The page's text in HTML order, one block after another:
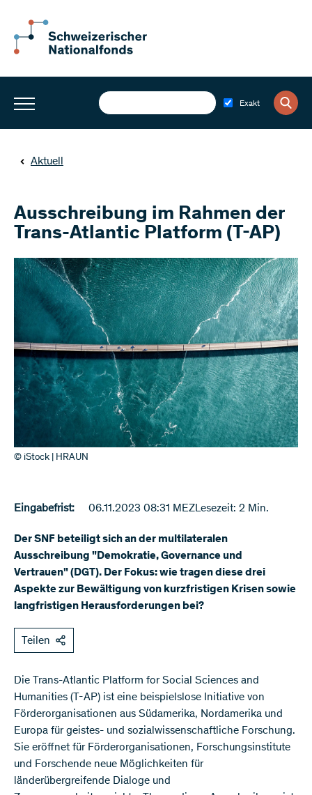
Exakt
Aktuell
Ausschreibung im Rahmen der
Trans-Atlantic Platform (T-AP)
© iStock | HRAUN
Eingabefrist: 06.11.2023 08:31 MEZLesezeit: 2 Min.
Der SNF beteiligt sich an der multilateralen
Ausschreibung "Demokratie, Governance und
Vertrauen" (DGT). Der Fokus: wie tragen diese drei
Aspekte zur Bewältigung von kurzfristigen Krisen sowie
langfristigen Herausforderungen bei?
Teilen
Die Trans-Atlantic Platform for Social Sciences and
Humanities (T-AP) ist eine beispielslose Initiative von
Förderorganisationen aus Südamerika, Nordamerika und
Europa für geistes- und sozialwissenschaftliche Forschung.
Sie eröffnet für Förderorganisationen, Forschungsinstitute
und Forschende neue Möglichkeiten für
länderübergreifende Dialoge und